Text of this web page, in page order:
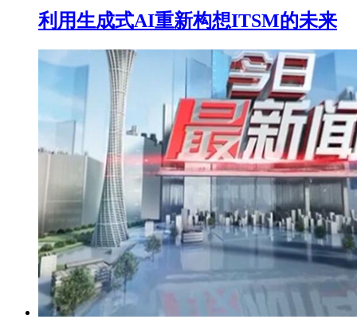
利用生成式AI重新构想ITSM的未来